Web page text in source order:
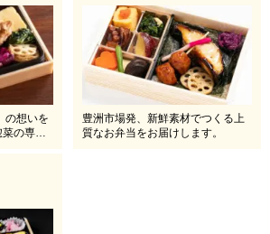
の想いを
菜の専…
豊洲市場発、新鮮素材でつくる上
質なお弁当をお届けします。